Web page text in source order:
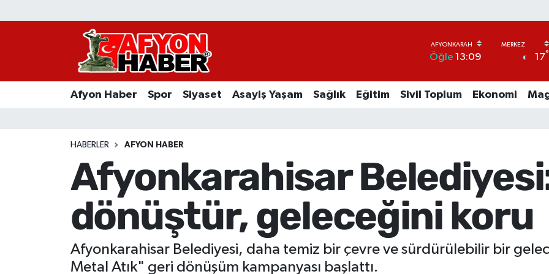
Öğle 13:09 17°
Afyon Haber Spor Siyaset Asayiş Yaşam Sağlık Eğitim Sivil Toplum Ekonomi
HABERLER AFYON HABER
Afyonkarahisar
dönüştür, geleceğini koru
Afyonkarahisar Belediyesi, daha temiz bir çevre ve sürdürülebilir bir
Metal Atık" geri dönüşüm kampanyası başlattı.
Afyon Haber
Asayiş Yaşam
Sivil Toplum
Ekonomi